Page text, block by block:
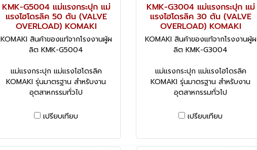
KMK-G5004 แม่แรงกระปุก แม่
แรงไฮโดรลิค 50 ตัน (VALVE
OVERLOAD) KOMAKI
KOMAKI สินค้าของแท้จากโรงงานผู้ผ
ลิต KMK-G5004
แม่แรงกระปุก แม่แรงไฮโดรลิค
KOMAKI รุ่นมาตรฐาน สำหรับงาน
อุตสาหกรรมทั่วไป
เปรียบเทียบ
KMK-G3004 แม่แรงกระปุก แม่
แรงไฮโดรลิค 30 ตัน (VALVE
OVERLOAD) KOMAKI
KOMAKI สินค้าของแท้จากโรงงานผู้ผ
ลิต KMK-G3004
แม่แรงกระปุก แม่แรงไฮโดรลิค
KOMAKI รุ่นมาตรฐาน สำหรับงาน
อุตสาหกรรมทั่วไป
เปรียบเทียบ